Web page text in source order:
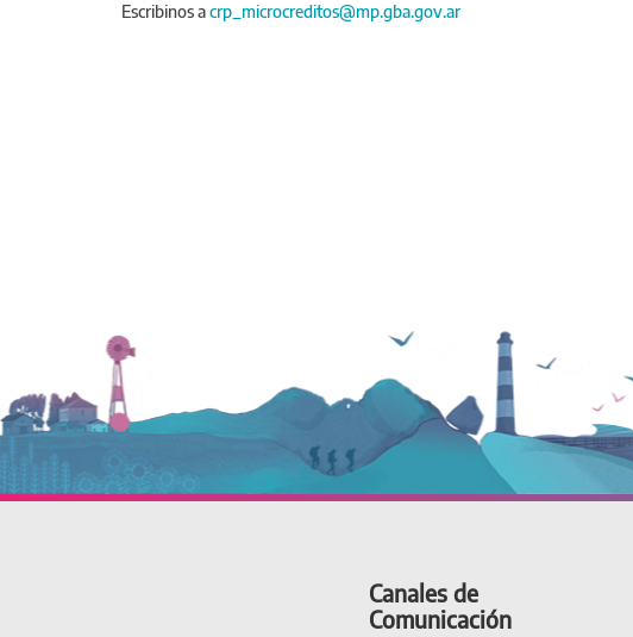
Escribinos acrp_microcreditos@mp.gba.gov.ar
Canales de
Comunicación